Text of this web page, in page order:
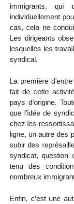
immigrants, qui
individuellement
cas, cela ne
Les dirigeants
lesquelles les
syndical.
La première
fait de cette
pays d’origine.
que l’idée de
chez les
ligne, un autre des
subir des
syndicat, question
tenu des
nombreux
Enfin, c’est une